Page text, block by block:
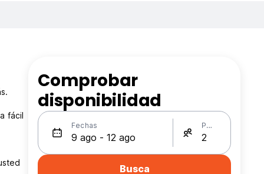
fácil
Comprobar
disponibilidad
Fechas Personas
Busca